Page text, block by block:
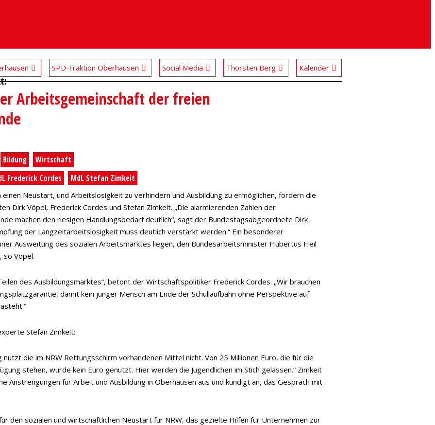
SPD-Fraktion Oberhausen Social Media Thorsten Berg Kalender
Arbeitsgemeinschaft der freien
Bildung , Wirtschaft
Frederick Cordes , MdL Stefan Zimkeit
einen Neustart, und Arbeitslosigkeit zu verhindern und Ausbildung zu ermöglichen, fordern die
Dirk Vöpel, Frederick Cordes und Stefan Zimkeit. „Die alarmierenden Zahlen der
machen den riesigen Handlungsbedarf deutlich“, sagt der Bundestagsabgeordnete Dirk
der Langzeitarbeitslosigkeit muss deutlich verstärkt werden.“ Ein besonderer
Ausweitung des sozialen Arbeitsmarktes liegen, den Bundesarbeitsminister Hubertus Heil
so Vöpel.
des Ausbildungsmarktes“, betont der Wirtschaftspolitiker Frederick Cordes. „Wir brauchen
damit kein junger Mensch am Ende der Schullaufbahn ohne Perspektive auf
Stefan Zimkeit:
nutzt die im NRW Rettungsschirm vorhandenen Mittel nicht. Von 25 Millionen Euro, die für die
stehen, wurde kein Euro genutzt. Hier werden die Jugendlichen im Stich gelassen.“ Zimkeit
Anstrengungen für Arbeit und Ausbildung in Oberhausen aus und kündigt an, das Gespräch mit
den sozialen und wirtschaftlichen Neustart für NRW, das gezielte Hilfen für Unternehmen zur